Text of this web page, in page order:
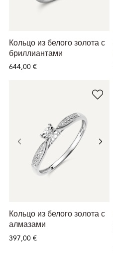
Кольцо из белого золота с
бриллиантами
644,00 €
Кольцо из белого золота с
алмазами
397,00 €